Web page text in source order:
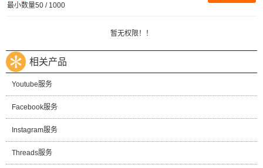
最小数量50 / 1000
暂无权限！！
相关产品
Youtube服务
Facebook服务
Instagram服务
Threads服务